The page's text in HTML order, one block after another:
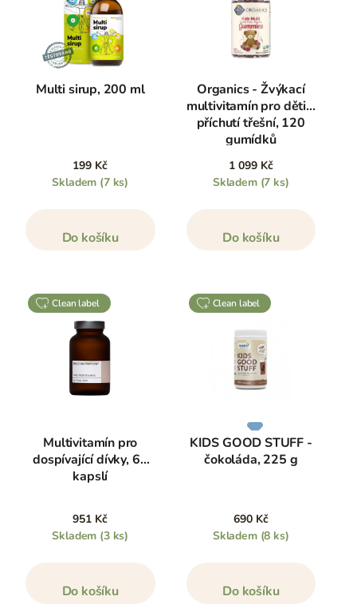
Multi sirup, 200 ml
199 Kč
Skladem (7 ks)
Do košíku
Organics - Žvýkací
multivitamín pro děti s
příchutí třešní, 120
gumídků
1 099 Kč
Skladem (7 ks)
Do košíku
clean label
Multivitamín pro
dospívající dívky, 60
kapslí
951 Kč
Skladem (3 ks)
Do košíku
clean label
KIDS GOOD STUFF -
čokoláda, 225 g
690 Kč
Skladem (8 ks)
Do košíku